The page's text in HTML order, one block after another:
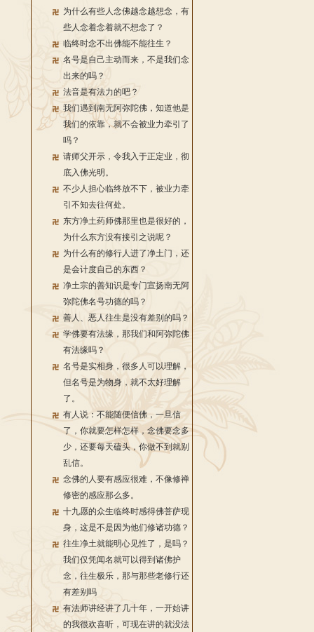
为什么有些人念佛越念越想念，有
些人念着念着就不想念了？
临终时念不出佛能不能往生？
名号是自己主动而来，不是我们念
出来的吗？
法音是有法力的吧？
我们遇到南无阿弥陀佛，知道他是
我们的依靠，就不会被业力牵引了
吗？
请师父开示，令我入于正定业，彻
底入佛光明。
不少人担心临终放不下，被业力牵
引不知去往何处。
东方净土药师佛那里也是很好的，
为什么东方没有接引之说呢？
为什么有的修行人进了净土门，还
是会计度自己的东西？
净土宗的善知识是专门宣扬南无阿
弥陀佛名号功德的吗？
善人、恶人往生是没有差别的吗？
学佛要有法缘，那我们和阿弥陀佛
有法缘吗？
名号是实相身，很多人可以理解，
但名号是为物身，就不太好理解
了。
有人说：不能随便信佛，一旦信
了，你就要怎样怎样，念佛要念多
少，还要每天磕头，你做不到就别
乱信。
念佛的人要有感应很难，不像修禅
修密的感应那么多。
十九愿的众生临终时感得佛菩萨现
身，这是不是因为他们修诸功德？
往生净土就能明心见性了，是吗？
我们仅凭闻名就可以得到诸佛护
念，往生极乐，那与那些老修行还
有差别吗
有法师讲经讲了几十年，一开始讲
的我很欢喜听，可现在讲的就没法